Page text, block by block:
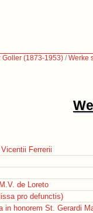
Goller (1873-1953) /Werke
Ferrerii
de Loreto
pro defunctis)
in honorem St. Gerardi